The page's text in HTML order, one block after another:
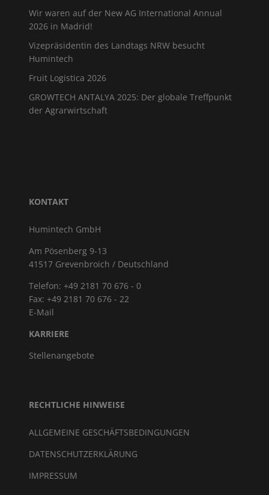
Wir waren auf der New AG International Annual
2026 in Madrid!
Vizepräsidentin des Landtags NRW besucht
Humintech
Fruit Logistica 2026
GROWTECH ANTALYA 2025: Der globale Treffpunkt
der Agrarwirtschaft
KONTAKT
Humintech GmbH
Am Pösenberg 9-13
41517 Grevenbroich / Deutschland
Telefon: +49 2181 70 676 - 0
Fax: +49 2181 70 676 - 22
E-Mail
KARRIERE
Stellenangebote
RECHTLICHE HINWEISE
ALLGEMEINE GESCHÄFTSBEDINGUNGEN
DATENSCHUTZERKLÄRUNG
IMPRESSUM